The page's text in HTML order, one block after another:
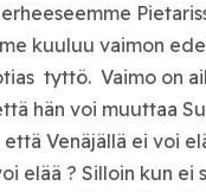
kuuluu vaimon
tyttö. Vaimo on
hän voi muuttaa
että Venäjällä ei voi
elää ? Silloin kun ei